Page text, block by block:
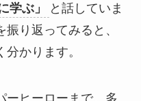
学ぶ」
と話していま
り返ってみると、
かります。
ーヒーローまで、多